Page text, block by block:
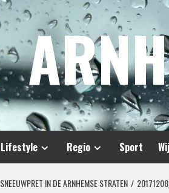
Lifestyle Regio Sport
SNEEUWPRET IN DE ARNHEMSE STRATEN